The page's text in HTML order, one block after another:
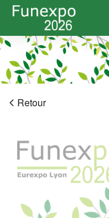
Retour